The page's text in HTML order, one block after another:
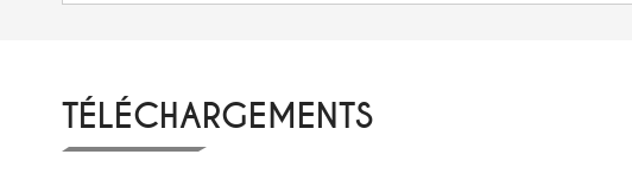
TÉLÉCHARGEMENTS